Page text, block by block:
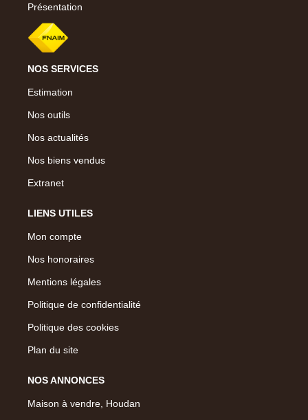
Présentation
NOS SERVICES
Estimation
Nos outils
Nos actualités
Nos biens vendus
Extranet
LIENS UTILES
Mon compte
Nos honoraires
Mentions légales
Politique de confidentialité
Politique des cookies
Plan du site
NOS ANNONCES
Maison à vendre, Houdan